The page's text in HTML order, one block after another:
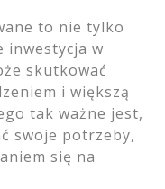
to nie tylko
inwestycja w
skutkować
i większą
tak ważne jest,
swoje potrzeby,
się na